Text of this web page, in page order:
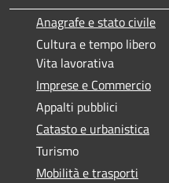
Anagrafe e stato civile
Cultura e tempo libero
Vita lavorativa
Imprese e Commercio
Appalti pubblici
Catasto e urbanistica
Turismo
Mobilità e trasporti